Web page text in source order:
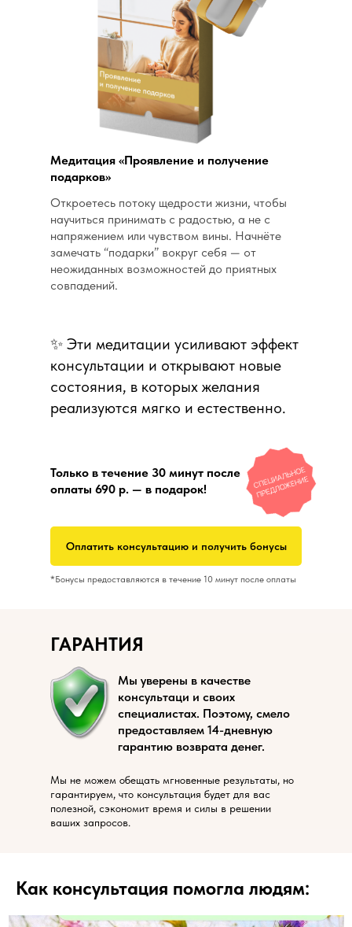
Медитация «Проявление и получение
подарков»
Откроетесь потоку щедрости жизни, чтобы
научиться принимать с радостью, а не с
напряжением или чувством вины. Начнёте
замечать “подарки” вокруг себя — от
неожиданных возможностей до приятных
совпадений.
Только в течение 30 минут после
оплаты 690 р. — в подарок!
*Бонусы предоставляются в течение 10 минут после оплаты
✨ Эти медитации усиливают эффект
консультации и открывают новые
состояния, в которых желания
реализуются мягко и естественно.
Оплатить консультацию и получить бонусы
ГАРАНТИЯ
Мы уверены в качестве
консультаци и своих
специалистах. Поэтому, смело
предоставляем 14-дневную
гарантию возврата денег.
Мы не можем обещать мгновенные результаты, но
гарантируем, что консультация будет для вас
полезной, сэкономит время и силы в решении
ваших запросов.
Как консультация помогла людям: